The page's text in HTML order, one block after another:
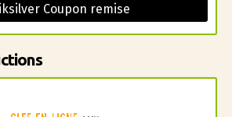
Coupon remise